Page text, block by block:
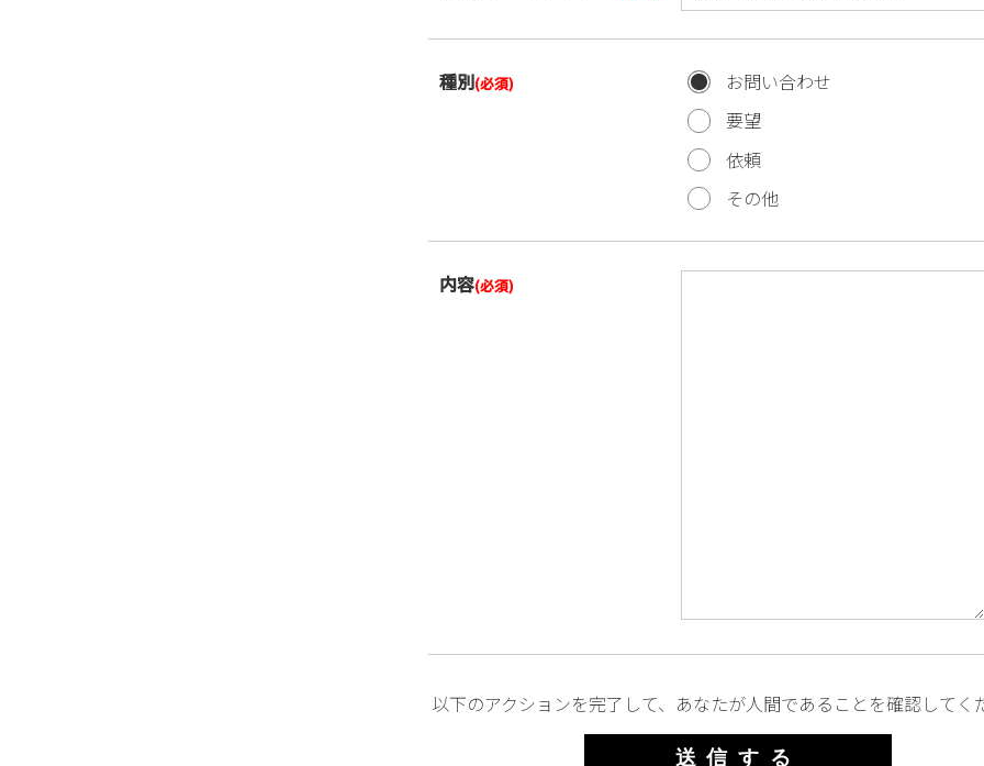
種別(必須)
お問い合わせ
要望
依頼
その他
内容(必須)
以下のアクションを完了して、あなたが人間であることを確認してく